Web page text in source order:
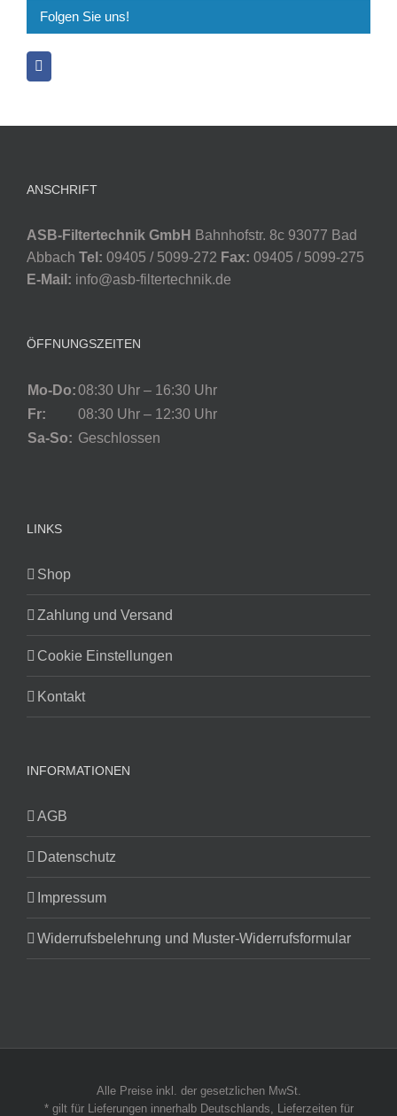
Folgen Sie uns!
ANSCHRIFT
ASB-Filtertechnik GmbH
Bahnhofstr. 8c 93077 Bad
Abbach Tel: 09405 / 5099-272 Fax: 09405 / 5099-275
E-Mail: info@asb-filtertechnik.de
ÖFFNUNGSZEITEN
Mo-Do:08:30 Uhr – 16:30 Uhr
Fr:
08:30 Uhr – 12:30 Uhr
Sa-So: Geschlossen
LINKS
Shop
Zahlung und Versand
Cookie Einstellungen
Kontakt
INFORMATIONEN
AGB
Datenschutz
Impressum
Widerrufsbelehrung und Muster-Widerrufsformular
Alle Preise inkl. der gesetzlichen MwSt.
* gilt für Lieferungen innerhalb Deutschlands, Lieferzeiten für